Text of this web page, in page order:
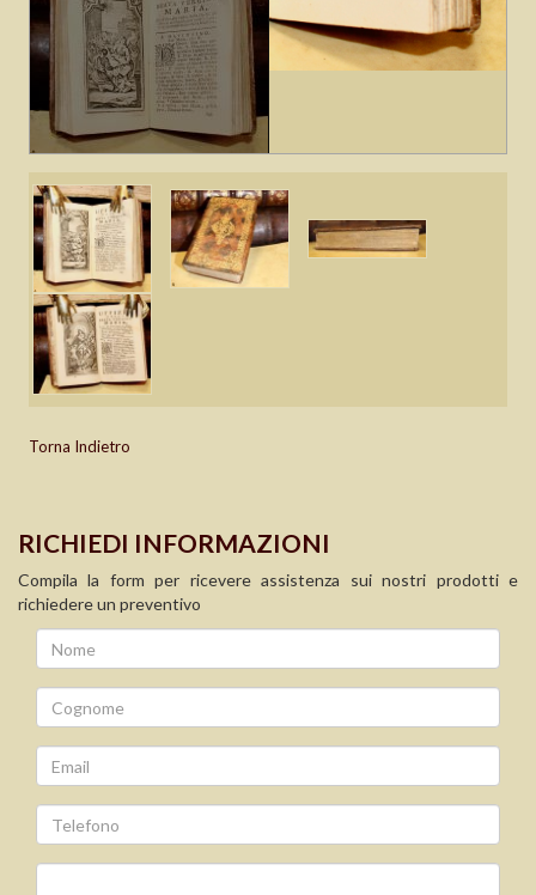
Torna Indietro
RICHIEDI INFORMAZIONI
Compila la form per ricevere assistenza sui nostri prodotti e
richiedere un preventivo